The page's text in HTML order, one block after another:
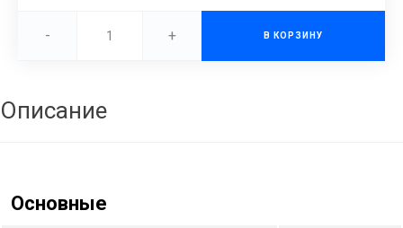
- + В КОРЗИНУ
Описание
Основные